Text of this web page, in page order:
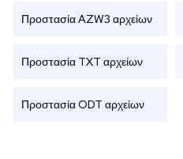
Προστασία AZW3 αρχείων
Προστασία TXT αρχείων
Προστασία ODT αρχείων